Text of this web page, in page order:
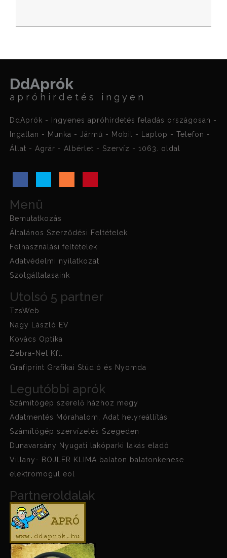
DdAprók
apróhirdetés ingyen
DdAprók - Ingyenes apróhirdetés feladás országosan -
Ingatlan - Munka - Jármű - Mobil - Laptop - Telefon -
Állat - Agrár - Albérlet - Szervíz - 1063. oldal
Menü
Bemutatkozás
Általános Szerződési Feltételek
Felhasználási feltételek
Adatvédelmi nyilatkozat
Szolgáltatasaink
Utolsó 5 partner
TzsWeb
Nagy László EV
Kovács Optika
Zebra-Net Kft.
Grafiprint Grafikai Stúdió és Nyomda
Legutóbbi aprók
Számítógép szerelő házhoz megy
Adatmentés Mórahalom, Adat helyreállítás
Számítógép szervízelés Szegeden
Dunavarsány Nyugati lakóparki lakás eladó
Villany- BOJLER KLIMA balaton balatonkenese
elektromogul eol
Partneroldalak